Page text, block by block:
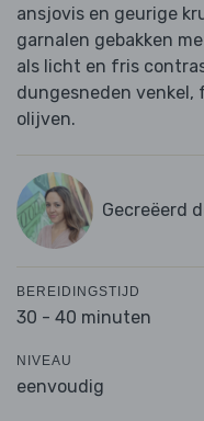
ansjovis en geurige
garnalen gebakken
als licht en fris
dungesneden
olijven.
Gecreëerd
BEREIDINGSTIJD
30 - 40 minuten
NIVEAU
eenvoudig